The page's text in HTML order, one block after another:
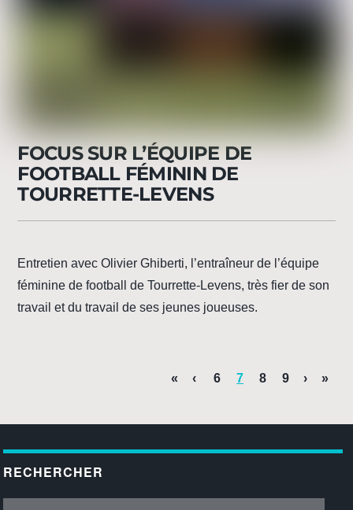
FOCUS SUR L’ÉQUIPE DE
FOOTBALL FÉMININ DE
TOURRETTE-LEVENS
Entretien avec Olivier Ghiberti, l’entraîneur de l’équipe
féminine de football de Tourrette-Levens, très fier de son
travail et du travail de ses jeunes joueuses.
« ‹ 6 7 8 9 › »
RECHERCHER